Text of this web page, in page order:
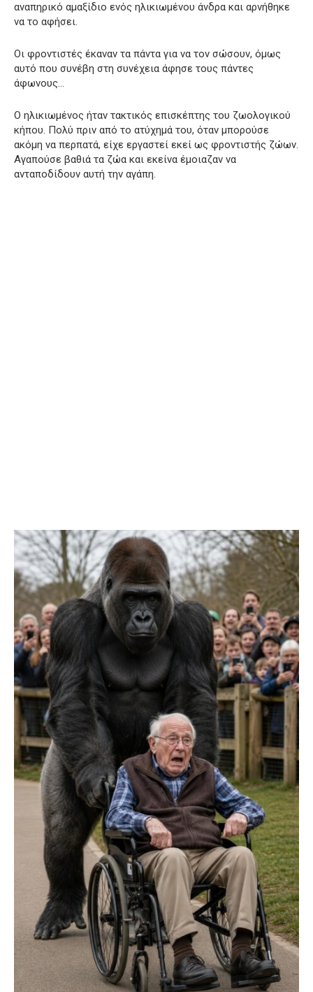
αναπηρικό αμαξίδιο ενός ηλικιωμένου άνδρα και αρνήθηκε
να το αφήσει.
Οι φροντιστές έκαναν τα πάντα για να τον σώσουν, όμως
αυτό που συνέβη στη συνέχεια άφησε τους πάντες
άφωνους…
Ο ηλικιωμένος ήταν τακτικός επισκέπτης του ζωολογικού
κήπου. Πολύ πριν από το ατύχημά του, όταν μπορούσε
ακόμη να περπατά, είχε εργαστεί εκεί ως φροντιστής ζώων.
Αγαπούσε βαθιά τα ζώα και εκείνα έμοιαζαν να
ανταποδίδουν αυτή την αγάπη.